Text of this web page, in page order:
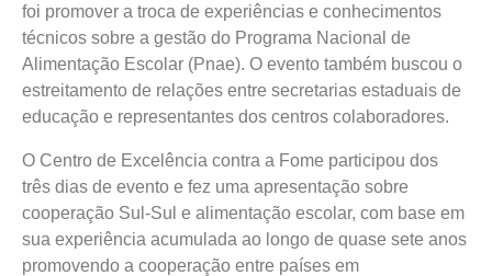
foi promover a troca de experiências e conhecimentos
técnicos sobre a gestão do Programa Nacional de
Alimentação Escolar (Pnae). O evento também buscou o
estreitamento de relações entre secretarias estaduais de
educação e representantes dos centros colaboradores.
O Centro de Excelência contra a Fome participou dos
três dias de evento e fez uma apresentação sobre
cooperação Sul-Sul e alimentação escolar, com base em
sua experiência acumulada ao longo de quase sete anos
promovendo a cooperação entre países em